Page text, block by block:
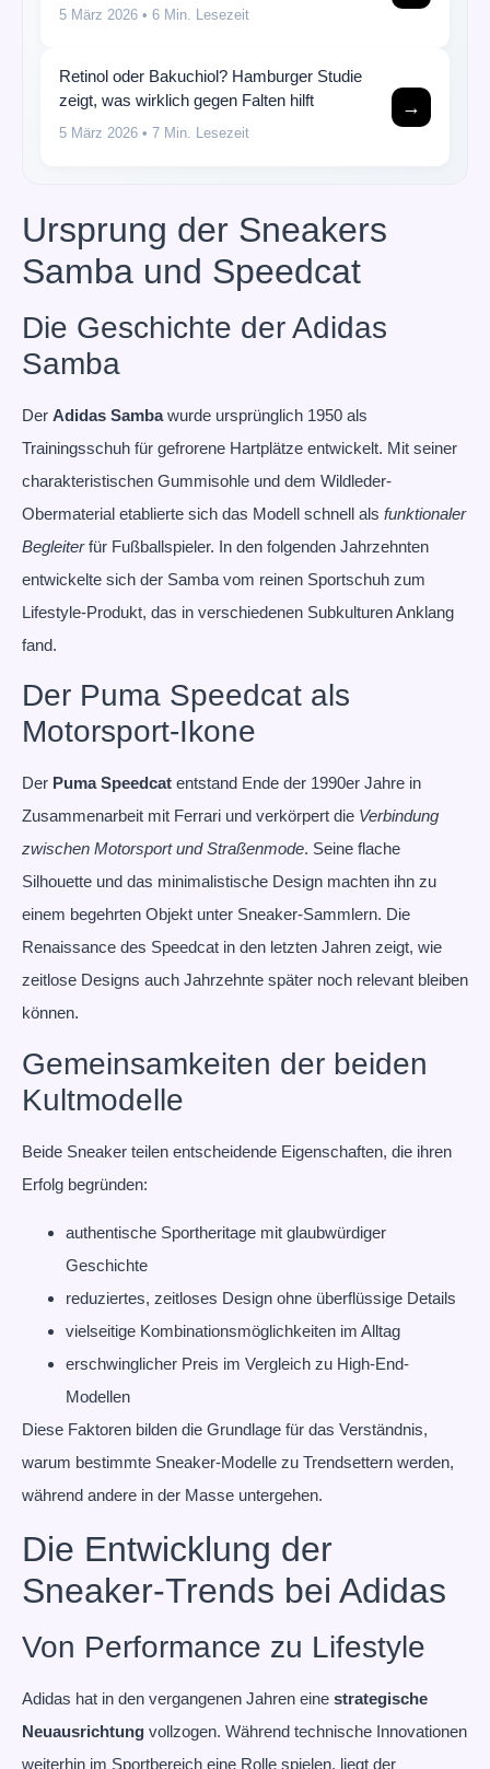
5 März 2026 • 6 Min. Lesezeit
Retinol oder Bakuchiol? Hamburger Studie
zeigt, was wirklich gegen Falten hilft
5 März 2026 • 7 Min. Lesezeit
→
Ursprung der Sneakers
Samba und Speedcat
Die Geschichte der Adidas
Samba
Der Adidas Sambawurde ursprünglich 1950 als
Trainingsschuh für gefrorene Hartplätze entwickelt. Mit seiner
charakteristischen Gummisohle und dem Wildleder-
Obermaterial etablierte sich das Modell schnell als funktionaler
Begleiterfür Fußballspieler. In den folgenden Jahrzehnten
entwickelte sich der Samba vom reinen Sportschuh zum
Lifestyle-Produkt, das in verschiedenen Subkulturen Anklang
fand.
Der Puma Speedcat als
Motorsport-Ikone
Der Puma Speedcat entstand Ende der 1990er Jahre in
Zusammenarbeit mit Ferrari und verkörpert die Verbindung
zwischen Motorsport und Straßenmode. Seine flache
Silhouette und das minimalistische Design machten ihn zu
einem begehrten Objekt unter Sneaker-Sammlern. Die
Renaissance des Speedcat in den letzten Jahren zeigt, wie
zeitlose Designs auch Jahrzehnte später noch relevant bleiben
können.
Gemeinsamkeiten der beiden
Kultmodelle
Beide Sneaker teilen entscheidende Eigenschaften, die ihren
Erfolg begründen:
authentische Sportheritage mit glaubwürdiger
Geschichte
reduziertes, zeitloses Design ohne überflüssige Details
vielseitige Kombinationsmöglichkeiten im Alltag
erschwinglicher Preis im Vergleich zu High-End-
Modellen
Diese Faktoren bilden die Grundlage für das Verständnis,
warum bestimmte Sneaker-Modelle zu Trendsettern werden,
während andere in der Masse untergehen.
Die Entwicklung der
Sneaker-Trends bei Adidas
Von Performance zu Lifestyle
Adidas hat in den vergangenen Jahren eine strategische
Neuausrichtung vollzogen. Während technische Innovationen
weiterhin im Sportbereich eine Rolle spielen, liegt der